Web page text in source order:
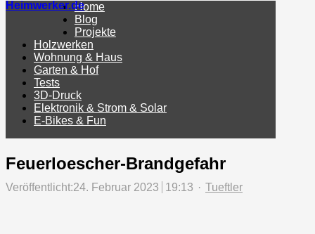
Home
Blog
Projekte
Holzwerken
Wohnung & Haus
Garten & Hof
Tests
3D-Druck
Elektronik & Strom & Solar
E-Bikes & Fun
Feuerloescher-Brandgefahr
Veröffentlicht:24. Februar 2023 19:13 Author
Tueftler